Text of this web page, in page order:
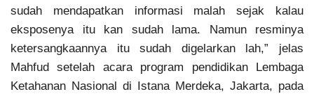
sudah mendapatkan informasi malah sejak kalau
eksposenya itu kan sudah lama. Namun resminya
ketersangkaannya itu sudah digelarkan lah,” jelas
Mahfud setelah acara program pendidikan Lembaga
Ketahanan Nasional di Istana Merdeka, Jakarta, pada